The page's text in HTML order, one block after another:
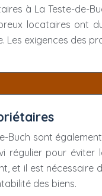
à La Teste-de-
locataires ont
Les exigences des
Buch sont
régulier pour éviter
et il est nécessaire
des biens.